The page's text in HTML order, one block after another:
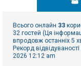
Всього онлайн 33
32 гостей (Ця
впродовж останніх 5
Рекорд відвідуваності
2026 12:12 am